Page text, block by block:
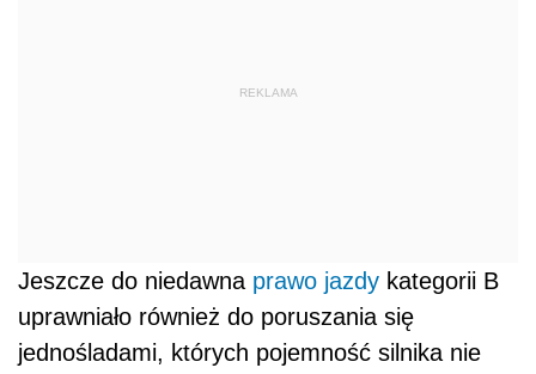
REKLAMA
Jeszcze do niedawna prawo jazdy kategorii B
uprawniało również do poruszania się
jednośladami, których pojemność silnika nie